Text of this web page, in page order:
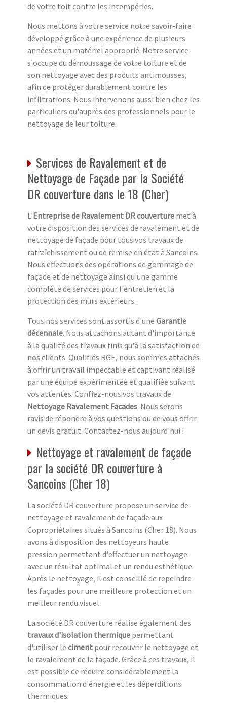
de votre toit contre les intempéries.
Nous mettons à votre service notre savoir-faire
développé grâce à une expérience de plusieurs
années et un matériel approprié. Notre service
s'occupe du démoussage de votre toiture et de
son nettoyage avec des produits antimousses,
afin de protéger durablement contre les
infiltrations. Nous intervenons aussi bien chez les
particuliers qu'auprès des professionnels pour le
nettoyage de leur toiture.
Services de Ravalement et de
Nettoyage de Façade par la Société
DR couverture dans le 18 (Cher)
L'Entreprise de Ravalement DR couverture met à
votre disposition des services de ravalement et de
nettoyage de façade pour tous vos travaux de
rafraîchissement ou de remise en état à Sancoins.
Nous effectuons des opérations de gommage de
façade et de nettoyage ainsi qu'une gamme
complète de services pour l'entretien et la
protection des murs extérieurs.
Tous nos services sont assortis d'une Garantie
décennale. Nous attachons autant d'importance
à la qualité des travaux finis qu'à la satisfaction de
nos clients. Qualifiés RGE, nous sommes attachés
à offrir un travail impeccable et captivant réalisé
par une équipe expérimentée et qualifiée suivant
vos attentes. Confiez-nous vos travaux de
Nettoyage Ravalement Facades. Nous serons
ravis de répondre à vos questions ou de vous offrir
un devis gratuit. Contactez-nous aujourd'hui !
Nettoyage et ravalement de façade
par la société DR couverture à
Sancoins (Cher 18)
La société DR couverture propose un service de
nettoyage et ravalement de façade aux
Copropriétaires situés à Sancoins (Cher 18). Nous
avons à disposition des nettoyeurs haute
pression permettant d'effectuer un nettoyage
avec un résultat optimal et un rendu esthétique.
Après le nettoyage, il est conseillé de repeindre
les façades pour une meilleure protection et un
meilleur rendu visuel.
La société DR couverture réalise également des
travaux d'isolation thermique permettant
d'utiliser le ciment pour recouvrir le nettoyage et
le ravalement de la façade. Grâce à ces travaux, il
est possible de réduire considérablement la
consommation d'énergie et les déperditions
thermiques.